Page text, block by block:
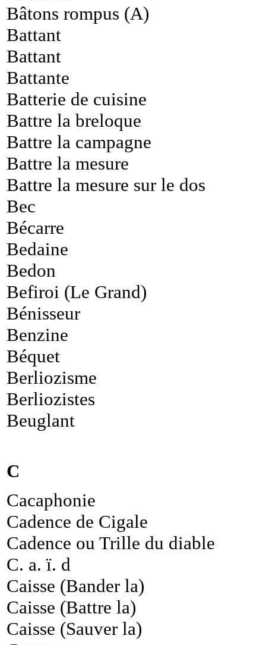
Bâtons rompus (A)
Battant
Battant
Battante
Batterie de cuisine
Battre la breloque
Battre la campagne
Battre la mesure
Battre la mesure sur le dos
Bec
Bécarre
Bedaine
Bedon
Befiroi (Le Grand)
Bénisseur
Benzine
Béquet
Berliozisme
Berliozistes
Beuglant
C
Cacaphonie
Cadence de Cigale
Cadence ou Trille du diable
C. a. ï. d
Caisse (Bander la)
Caisse (Battre la)
Caisse (Sauver la)